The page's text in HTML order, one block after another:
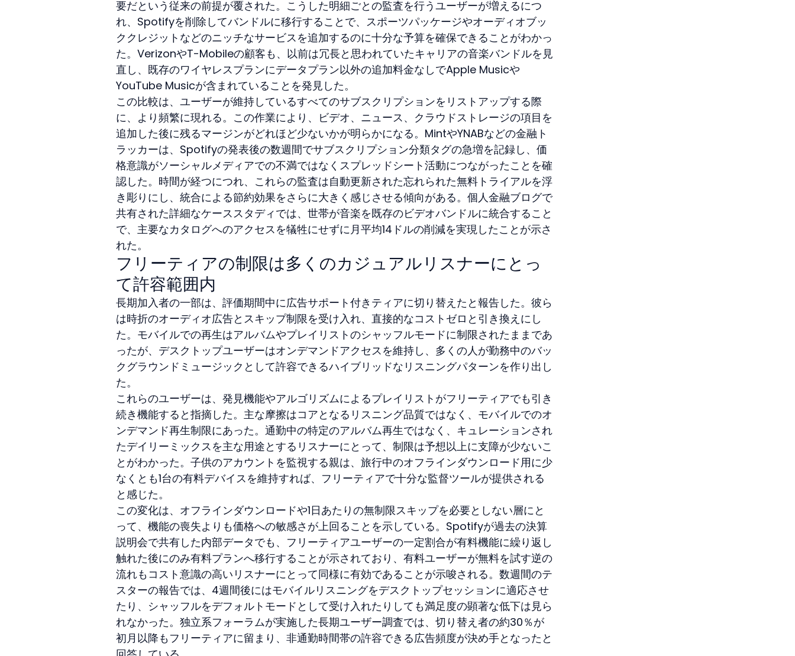
要だという従来の前提が覆された。こうした明細ごとの監査を行うユーザーが増えるにつ
れ、Spotifyを削除してバンドルに移行することで、スポーツパッケージやオーディオブッ
ククレジットなどのニッチなサービスを追加するのに十分な予算を確保できることがわかっ
た。VerizonやT-Mobileの顧客も、以前は冗長と思われていたキャリアの音楽バンドルを見
直し、既存のワイヤレスプランにデータプラン以外の追加料金なしでApple Musicや
YouTube Musicが含まれていることを発見した。
この比較は、ユーザーが維持しているすべてのサブスクリプションをリストアップする際
に、より頻繁に現れる。この作業により、ビデオ、ニュース、クラウドストレージの項目を
追加した後に残るマージンがどれほど少ないかが明らかになる。MintやYNABなどの金融ト
ラッカーは、Spotifyの発表後の数週間でサブスクリプション分類タグの急増を記録し、価
格意識がソーシャルメディアでの不満ではなくスプレッドシート活動につながったことを確
認した。時間が経つにつれ、これらの監査は自動更新された忘れられた無料トライアルを浮
き彫りにし、統合による節約効果をさらに大きく感じさせる傾向がある。個人金融ブログで
共有された詳細なケーススタディでは、世帯が音楽を既存のビデオバンドルに統合すること
で、主要なカタログへのアクセスを犠牲にせずに月平均14ドルの削減を実現したことが示さ
れた。
フリーティアの制限は多くのカジュアルリスナーにとっ
て許容範囲内
長期加入者の一部は、評価期間中に広告サポート付きティアに切り替えたと報告した。彼ら
は時折のオーディオ広告とスキップ制限を受け入れ、直接的なコストゼロと引き換えにし
た。モバイルでの再生はアルバムやプレイリストのシャッフルモードに制限されたままであ
ったが、デスクトップユーザーはオンデマンドアクセスを維持し、多くの人が勤務中のバッ
クグラウンドミュージックとして許容できるハイブリッドなリスニングパターンを作り出し
た。
これらのユーザーは、発見機能やアルゴリズムによるプレイリストがフリーティアでも引き
続き機能すると指摘した。主な摩擦はコアとなるリスニング品質ではなく、モバイルでのオ
ンデマンド再生制限にあった。通勤中の特定のアルバム再生ではなく、キュレーションされ
たデイリーミックスを主な用途とするリスナーにとって、制限は予想以上に支障が少ないこ
とがわかった。子供のアカウントを監視する親は、旅行中のオフラインダウンロード用に少
なくとも1台の有料デバイスを維持すれば、フリーティアで十分な監督ツールが提供される
と感じた。
この変化は、オフラインダウンロードや1日あたりの無制限スキップを必要としない層にと
って、機能の喪失よりも価格への敏感さが上回ることを示している。Spotifyが過去の決算
説明会で共有した内部データでも、フリーティアユーザーの一定割合が有料機能に繰り返し
触れた後にのみ有料プランへ移行することが示されており、有料ユーザーが無料を試す逆の
流れもコスト意識の高いリスナーにとって同様に有効であることが示唆される。数週間のテ
スターの報告では、4週間後にはモバイルリスニングをデスクトップセッションに適応させ
たり、シャッフルをデフォルトモードとして受け入れたりしても満足度の顕著な低下は見ら
れなかった。独立系フォーラムが実施した長期ユーザー調査では、切り替え者の約30％が
初月以降もフリーティアに留まり、非通勤時間帯の許容できる広告頻度が決め手となったと